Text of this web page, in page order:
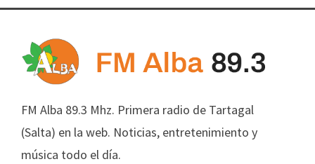
FM Alba 89.3 Mhz. Primera radio de Tartagal
(Salta) en la web. Noticias, entretenimiento y
música todo el día.